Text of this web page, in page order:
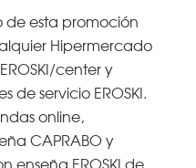
de esta promoción
Hipermercado
center y
de servicio EROSKI.
online,
CAPRABO y
enseña EROSKI de